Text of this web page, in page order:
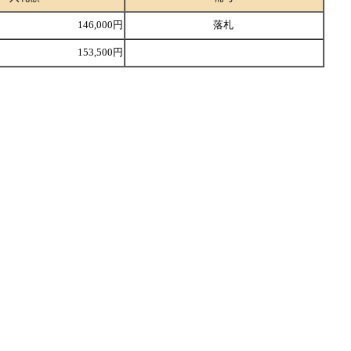
146,000円 落札
153,500円